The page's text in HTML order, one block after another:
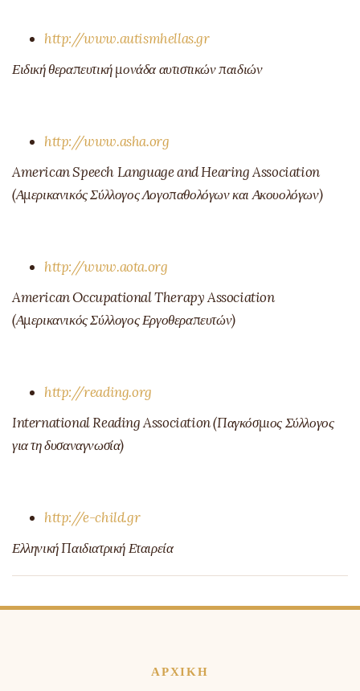
http://www.autismhellas.gr
Ειδική θεραπευτική μονάδα αυτιστικών παιδιών
http://www.asha.org
American Speech Language and Hearing Association
(Αμερικανικός Σύλλογος Λογοπαθολόγων και Ακουολόγων)
http://www.aota.org
American Occupational Therapy Association
(Αμερικανικός Σύλλογος Εργοθεραπευτών)
http://reading.org
International Reading Association (Παγκόσμιος Σύλλογος
για τη δυσαναγνωσία)
http://e-child.gr
Ελληνική Παιδιατρική Εταιρεία
ΑΡΧΙΚΗ